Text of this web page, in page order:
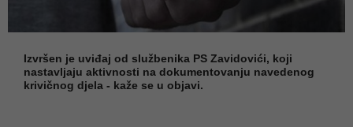
Izvršen je uviđaj od službenika PS Zavidovići, koji
nastavljaju aktivnosti na dokumentovanju navedenog
krivičnog djela - kaže se u objavi.